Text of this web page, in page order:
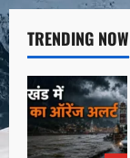
TRENDING NOW